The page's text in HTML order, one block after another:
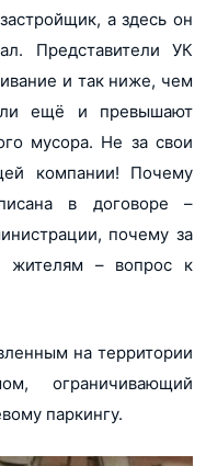
а здесь он
Представители УК
и так ниже, чем
ещё и превышают
мусора. Не за свои
компании! Почему
в договоре –
почему за
жителям – вопрос к
на территории
ограничивающий
паркингу.